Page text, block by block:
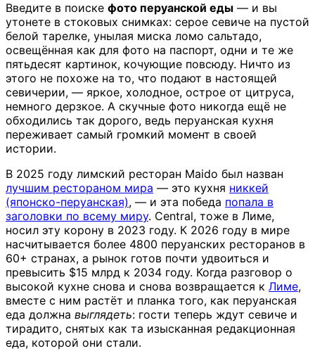
Введите в поиске фото перуанской еды — и вы
утонете в стоковых снимках: серое севиче на пустой
белой тарелке, унылая миска ломо сальтадо,
освещённая как для фото на паспорт, одни и те же
пятьдесят картинок, кочующие повсюду. Ничто из
этого не похоже на то, что подают в настоящей
севичерии, — яркое, холодное, острое от цитруса,
немного дерзкое. А скучные фото никогда ещё не
обходились так дорого, ведь перуанская кухня
переживает самый громкий момент в своей
истории.
В 2025 году лимский ресторан Maido был назван
лучшим рестораном мира — это кухня никкей
(японско-перуанская), — и эта победа попала в
заголовки по всему миру. Central, тоже в Лиме,
носил эту корону в 2023 году. К 2026 году в мире
насчитывается более 4800 перуанских ресторанов в
60+ странах, а рынок готов почти удвоиться и
превысить $15 млрд к 2034 году. Когда разговор о
высокой кухне снова и снова возвращается к Лиме,
вместе с ним растёт и планка того, как перуанская
еда должна выглядеть: гости теперь ждут севиче и
тирадито, снятых как та изысканная редакционная
еда, которой они стали.